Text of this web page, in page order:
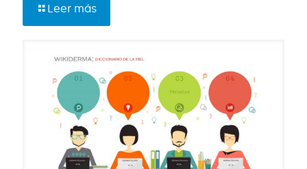
Leer más